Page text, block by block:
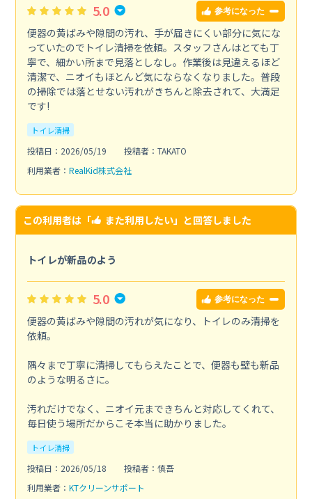
5.0 参考になった
便器の黄ばみや隙間の汚れ、手が届きにくい部分に気にな
っていたのでトイレ清掃を依頼。スタッフさんはとても丁
寧で、細かい所まで見落としなし。作業後は見違えるほど
清潔で、ニオイもほとんど気にならなくなりました。普段
の掃除では落とせない汚れがきちんと除去されて、大満足
です!
トイレ清掃
投稿日：2026/05/19
投稿者：TAKATO
利用業者： RealKid株式会社
この利用者は「 また利用したい」と回答しました
トイレが新品のよう
5.0 参考になった
便器の黄ばみや隙間の汚れが気になり、トイレのみ清掃を
依頼。
隅々まで丁寧に清掃してもらえたことで、便器も壁も新品
のような明るさに。
汚れだけでなく、ニオイ元まできちんと対応してくれて、
毎日使う場所だからこそ本当に助かりました。
トイレ清掃
投稿日：2026/05/18
投稿者：慎吾
利用業者： KTクリーンサポート